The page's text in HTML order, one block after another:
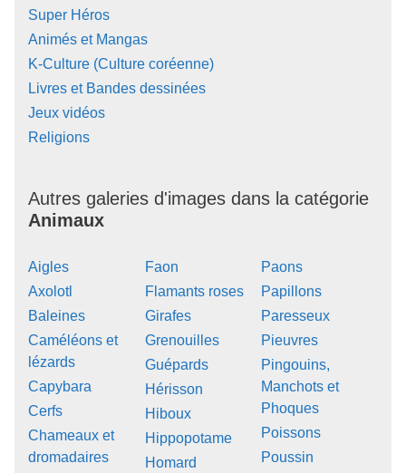
Super Héros
Animés et Mangas
K-Culture (Culture coréenne)
Livres et Bandes dessinées
Jeux vidéos
Religions
Autres galeries d'images dans la catégorie
Animaux
Aigles
Axolotl
Baleines
Caméléons et
lézards
Capybara
Cerfs
Chameaux et
dromadaires
Faon
Flamants roses
Girafes
Grenouilles
Guépards
Hérisson
Hiboux
Hippopotame
Homard
Paons
Papillons
Paresseux
Pieuvres
Pingouins,
Manchots et
Phoques
Poissons
Poussin